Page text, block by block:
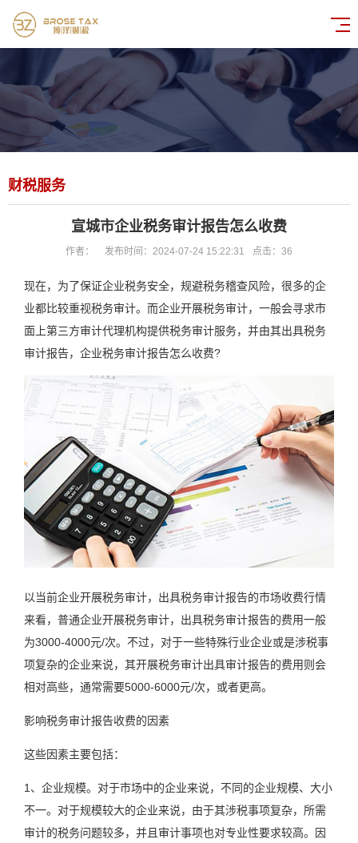
财税服务
宣城市企业税务审计报告怎么收费
作者： 发布时间：2024-07-24 15:22:31 点击： 36
现在，为了保证企业税务安全，规避税务稽查风险，很多的企
业都比较重视税务审计。而企业开展税务审计，一般会寻求市
面上第三方审计代理机构提供税务审计服务，并由其出具税务
审计报告，企业税务审计报告怎么收费?
以当前企业开展税务审计，出具税务审计报告的市场收费行情
来看，普通企业开展税务审计，出具税务审计报告的费用一般
为3000-4000元/次。不过，对于一些特殊行业企业或是涉税事
项复杂的企业来说，其开展税务审计出具审计报告的费用则会
相对高些，通常需要5000-6000元/次，或者更高。
影响税务审计报告收费的因素
这些因素主要包括：
1、企业规模。对于市场中的企业来说，不同的企业规模、大小
不一。对于规模较大的企业来说，由于其涉税事项复杂，所需
审计的税务问题较多，并且审计事项也对专业性要求较高。因